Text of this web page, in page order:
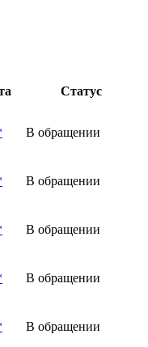
Статус
В обращении
В обращении
В обращении
В обращении
В обращении